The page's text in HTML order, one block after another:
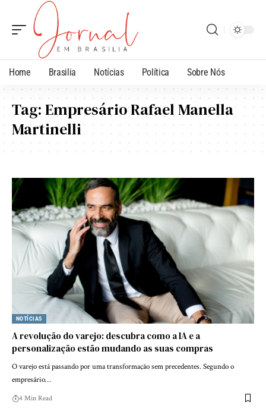
Home Brasilia Notícias Política Sobre Nós
Tag:Empresário Rafael Manella
Martinelli
NOTÍCIAS
A revolução do varejo: descubra como a IA e a
personalização estão mudando as suas compras
O varejo está passando por uma transformação sem precedentes. Segundo o
empresário…
4 Min Read